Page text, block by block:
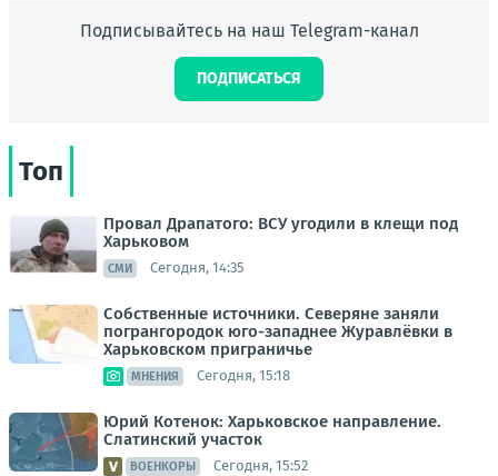
Подписывайтесь на наш Telegram-канал
ПОДПИСАТЬСЯ
Топ
Провал Драпатого: ВСУ угодили в клещи под
Харьковом
СМИ Сегодня, 14:35
Собственные источники. Северяне заняли
погрангородок юго-западнее Журавлёвки в
Харьковском приграничье
МНЕНИЯ Сегодня, 15:18
Юрий Котенок: Харьковское направление.
Слатинский участок
ВОЕНКОРЫ Сегодня, 15:52